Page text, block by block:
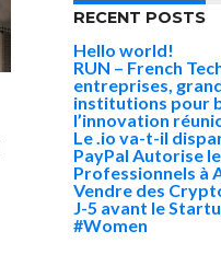
RECENT POSTS
Hello world!
RUN – French
entreprises,
institutions pour
l’innovation
Le .io va-t-il
PayPal Autorise
Professionnels à
Vendre des
J-5 avant le
#Women